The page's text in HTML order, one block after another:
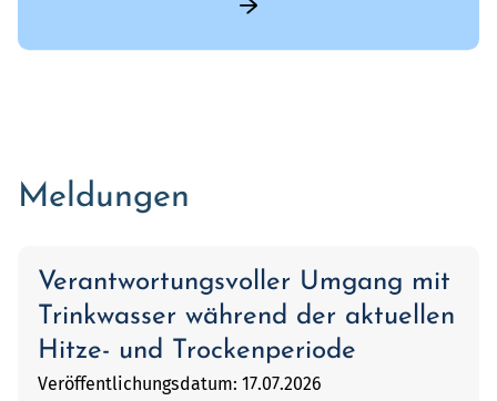
Meldungen
Verantwortungsvoller Umgang mit
Trinkwasser während der aktuellen
Hitze- und Trockenperiode
Veröffentlichungsdatum: 17.07.2026